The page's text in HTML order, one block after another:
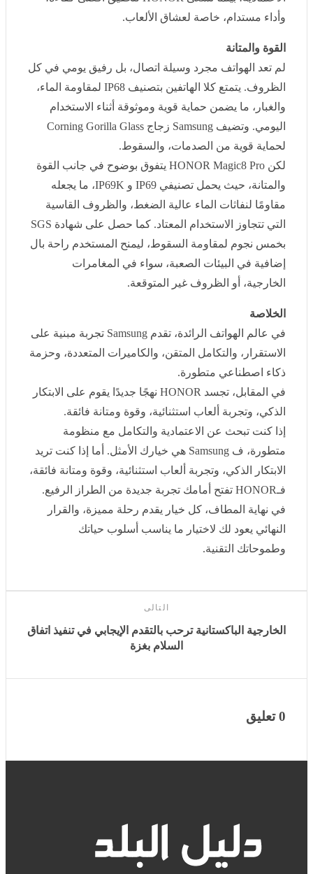
لم تعد الهواتف مجرد وسيلة اتصال، بل رفيق يومي في كل
والغبار، ما يضمن حماية قوية وموثوقة أثناء الاستخدام
اليومي. وتضيف SamsungزجاجCorning Gorilla Glass
لحماية قوية من الصدمات، والسقوط .
لكنHONOR Magic8 Proيتفوق بوضوح في جانب القوة
والمتانة، حيث يحمل تصنيفيIP69وIP69K، ما يجعله مقاومًا
لنفاثات الماء عالية الضغط، والظروف القاسية التي تتجاوز
الاستخدام المعتاد. كما حصل على شهادةSGS بخمس نجوم
لمقاومة السقوط، ليمنح المستخدم راحة بال إضافية في
البيئات الصعبة، سواء في المغامرات الخارجية، أو الظروف
غير المتوقعة
في عالم الهواتف الرائدة، تقدم
ذكاء اصطناعي متطورة
في المقابل، تجسد HONORنهجًا جديدًا يقوم على الابتكار
الذكي، وتجربة ألعاب استثنائية، وقوة ومتانة فائقة.
إذا كنت تبحث عن الاعتمادية والتكامل مع منظومة متطورة،
ف Samsungهي خيارك الأمثل. أما إذا كنت تريد الابتكار
الذكي، وتجربة ألعاب استثنائية، وقوة ومتانة فائقة،
فـHONORتفتح أمامك تجربة جديدة من الطراز الرفيع
في نهاية المطاف، كل خيار يقدم رحلة مميزة، والقرار
النهائي يعود لك لاختيار ما يناسب أسلوب حياتك وطموحاتك
التقنية.
دليل البلد موقع إلكتروني يقدم كافة الأخبار العربية علي مدار الأربع
وعشرون ساعة